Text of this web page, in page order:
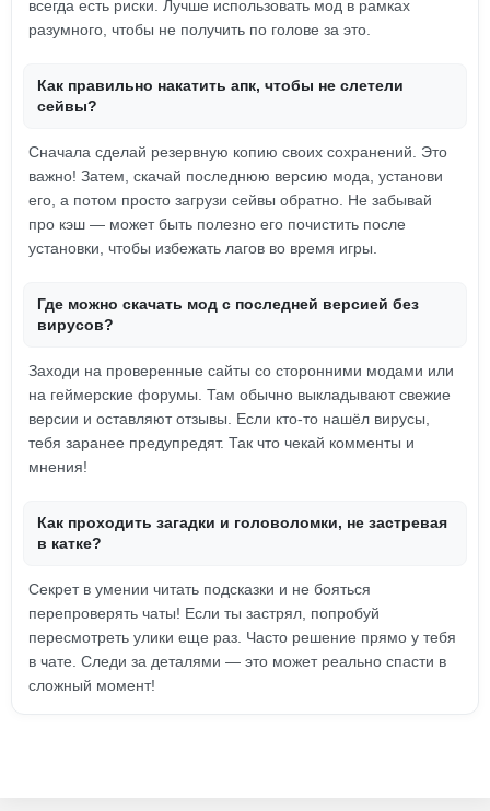
всегда есть риски. Лучше использовать мод в рамках
разумного, чтобы не получить по голове за это.
Как правильно накатить апк, чтобы не слетели
сейвы?
Сначала сделай резервную копию своих сохранений. Это
важно! Затем, скачай последнюю версию мода, установи
его, а потом просто загрузи сейвы обратно. Не забывай
про кэш — может быть полезно его почистить после
установки, чтобы избежать лагов во время игры.
Где можно скачать мод с последней версией без
вирусов?
Заходи на проверенные сайты со сторонними модами или
на геймерские форумы. Там обычно выкладывают свежие
версии и оставляют отзывы. Если кто-то нашёл вирусы,
тебя заранее предупредят. Так что чекай комменты и
мнения!
Как проходить загадки и головоломки, не застревая
в катке?
Секрет в умении читать подсказки и не бояться
перепроверять чаты! Если ты застрял, попробуй
пересмотреть улики еще раз. Часто решение прямо у тебя
в чате. Следи за деталями — это может реально спасти в
сложный момент!